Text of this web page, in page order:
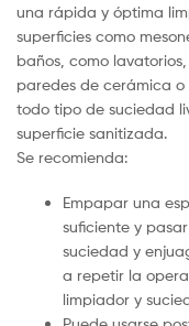
una rápida y óptima
superficies como
baños, como
paredes de cerámica
todo tipo de suciedad
superficie sanitizada.
Se recomienda:
Empapar una
suficiente y
suciedad y
a repetir la
limpiador y